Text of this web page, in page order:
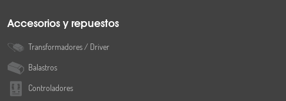
Accesorios y repuestos
Transformadores / Driver
Balastros
Controladores